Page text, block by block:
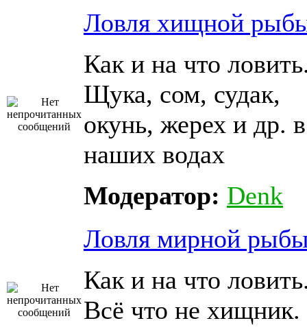
Ловля хищной
Как и на что
Щука, сом, судак,
окунь, жерех и др. в
наших водах
Модератор: Denk
Ловля мирной
Как и на что
Всё что не хищник.